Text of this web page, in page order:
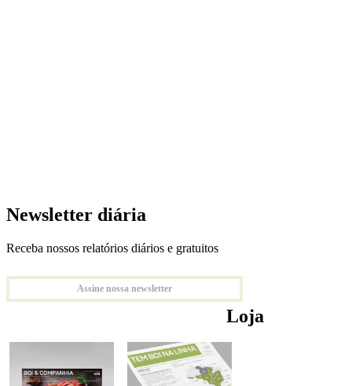
Newsletter diária
Receba nossos relatórios diários e gratuitos
Assine nossa newsletter
Loja